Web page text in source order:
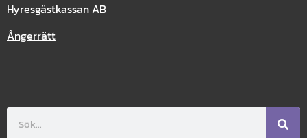
Hyresgästkassan AB
Ångerrätt